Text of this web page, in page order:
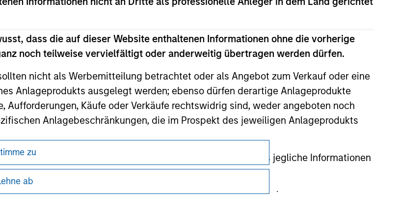
dass die auf dieser Website enthaltenen Informationen ohne die vorherige
noch teilweise vervielfältigt oder anderweitig übertragen werden dürfen.
nicht als Werbemitteilung betrachtet oder als Angebot zum Verkauf oder eine
Anlageprodukts ausgelegt werden; ebenso dürfen derartige Anlageprodukte
Aufforderungen, Käufe oder Verkäufe rechtswidrig sind, weder angeboten noch
Anlagebeschränkungen, die im Prospekt des jeweiligen Anlageprodukts
Management weder garantiert noch gewährleistet, dass jegliche Informationen
bestimmten Zweck geeignet sind.
des Finanzsektors Verpflichtungen auf, um den Missbrauch von
zu
ab
bestimmte gesetzliche und
zu den Anlageprodukten
Your Privacy Choices
Nutzungsbedingungen